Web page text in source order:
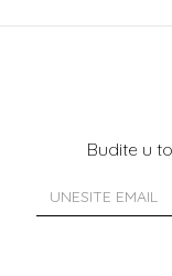
Budite u